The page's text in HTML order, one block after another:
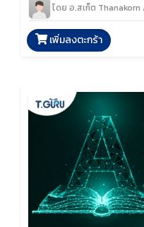
โดย อ.สเก็ต
เพิ่มลงตะกร้า